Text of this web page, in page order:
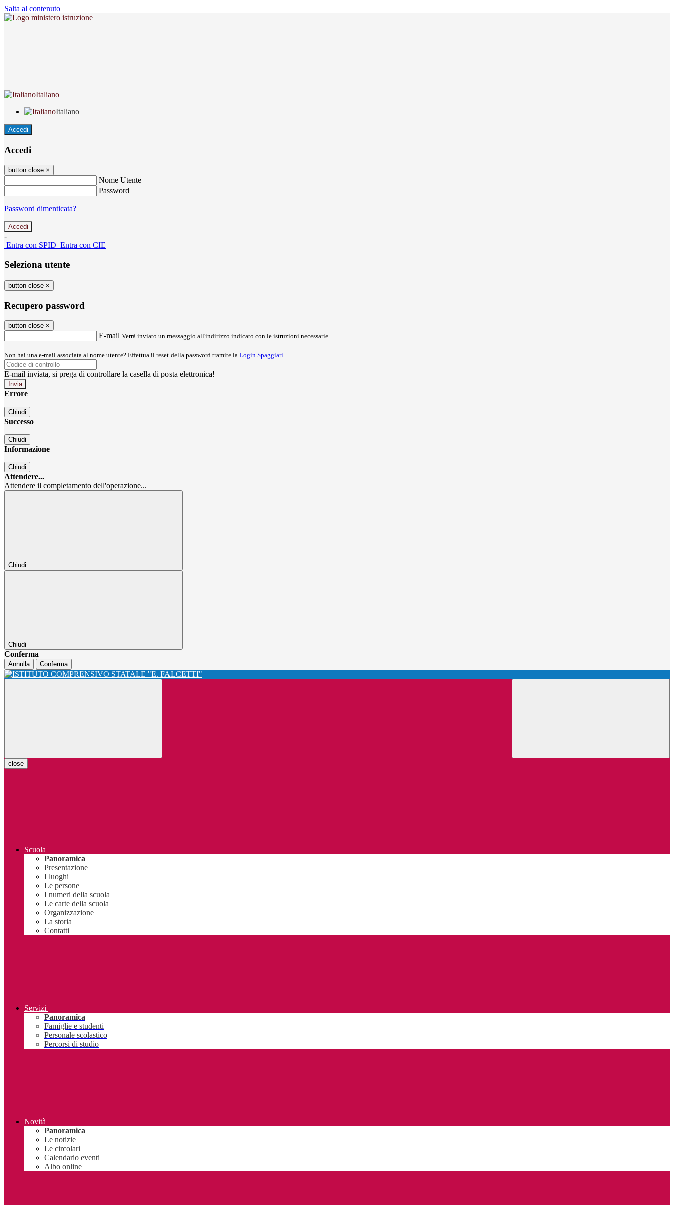
Salta al contenuto
Italiano
Italiano
Accedi
Accedi
button close ×
Nome Utente
Password
Password dimenticata?
-
Entra con SPID Entra con CIE
Seleziona utente
button close ×
Recupero password
button close ×
E-mail Verrà inviato un messaggio all'indirizzo indicato con le istruzioni necessarie.
Non hai una e-mail associata al nome utente? Effettua il reset della password tramite la Login Spaggiari
E-mail inviata, si prega di controllare la casella di posta elettronica!
Errore
Chiudi
Successo
Chiudi
Informazione
Chiudi
Attendere...
Attendere il completamento dell'operazione...
Chiudi
Chiudi
Conferma
Annulla Conferma
close
Scuola
Panoramica
Presentazione
I luoghi
Le persone
I numeri della scuola
Le carte della scuola
Organizzazione
La storia
Contatti
Servizi
Panoramica
Famiglie e studenti
Personale scolastico
Percorsi di studio
Novità
Panoramica
Le notizie
Le circolari
Calendario eventi
Albo online